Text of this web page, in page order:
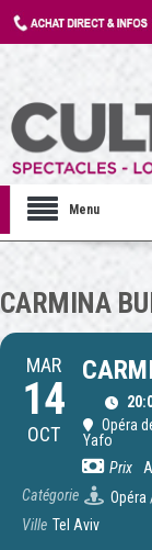
Menu
CARMINA
MAR
14
OCT
Opéra
Yafo
Prix
Catégorie
Opéra
Ville Tel Aviv